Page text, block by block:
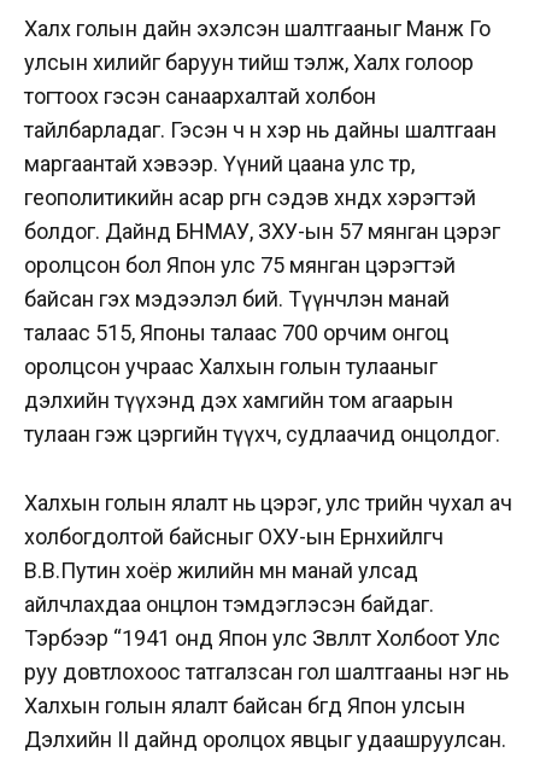
Халх голын дайн эхэлсэн шалтгааныг Манж Го
улсын хилийг баруун тийш тэлж, Халх голоор
тогтоох гэсэн санаархалтай холбон
тайлбарладаг. Гэсэн ч өнөө хэр нь дайны шалтгаан
маргаантай хэвээр. Үүний цаана улс төр,
геополитикийн асар өргөн сэдэв хөндөх хэрэгтэй
болдог. Дайнд БНМАУ, ЗХУ-ын 57 мянган цэрэг
оролцсон бол Япон улс 75 мянган цэрэгтэй
байсан гэх мэдээлэл бий. Түүнчлэн манай
талаас 515, Японы талаас 700 орчим онгоц
оролцсон учраас Халхын голын тулааныг
дэлхийн түүхэнд дэх хамгийн том агаарын
тулаан гэж цэргийн түүхч, судлаачид онцолдог.
Халхын голын ялалт нь цэрэг, улс төрийн чухал ач
холбогдолтой байсныг ОХУ-ын Ерөнхийлөгч
В.В.Путин хоёр жилийн өмнө манай улсад
айлчлахдаа онцлон тэмдэглэсэн байдаг.
Тэрбээр “1941 онд Япон улс Зөвлөлт Холбоот Улс
руу довтлохоос татгалзсан гол шалтгааны нэг нь
Халхын голын ялалт байсан бөгөөд Япон улсын
Дэлхийн II дайнд оролцох явцыг удаашруулсан.